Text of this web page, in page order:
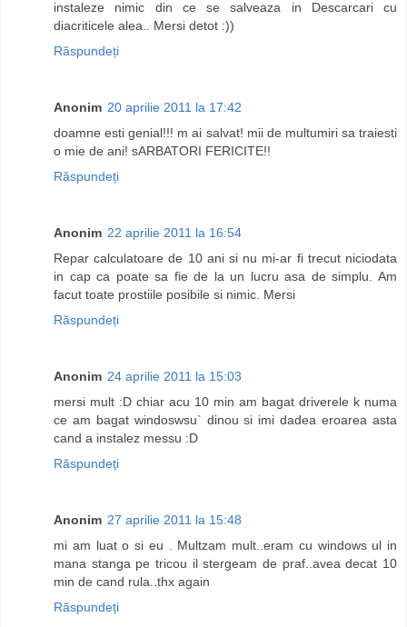
instaleze nimic din ce se salveaza in Descarcari cu
diacriticele alea.. Mersi detot :))
Răspundeți
Anonim 20 aprilie 2011 la 17:42
doamne esti genial!!! m ai salvat! mii de multumiri sa traiesti
o mie de ani! sARBATORI FERICITE!!
Răspundeți
Anonim 22 aprilie 2011 la 16:54
Repar calculatoare de 10 ani si nu mi-ar fi trecut niciodata
in cap ca poate sa fie de la un lucru asa de simplu. Am
facut toate prostiile posibile si nimic. Mersi
Răspundeți
Anonim 24 aprilie 2011 la 15:03
mersi mult :D chiar acu 10 min am bagat driverele k numa
ce am bagat windoswsu` dinou si imi dadea eroarea asta
cand a instalez messu :D
Răspundeți
Anonim 27 aprilie 2011 la 15:48
mi am luat o si eu . Multzam mult..eram cu windows ul in
mana stanga pe tricou il stergeam de praf..avea decat 10
min de cand rula..thx again
Răspundeți